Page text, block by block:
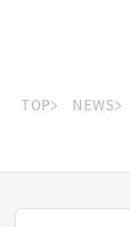
TOP NEWS